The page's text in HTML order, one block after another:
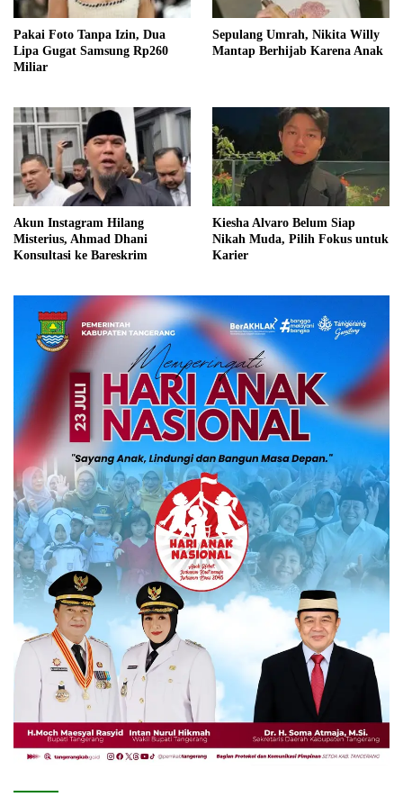
Pakai Foto Tanpa Izin, Dua
Lipa Gugat Samsung Rp260
Miliar
Sepulang Umrah, Nikita Willy
Mantap Berhijab Karena Anak
Akun Instagram Hilang
Misterius, Ahmad Dhani
Konsultasi ke Bareskrim
Kiesha Alvaro Belum Siap
Nikah Muda, Pilih Fokus untuk
Karier